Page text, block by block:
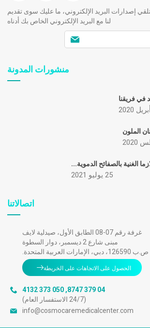
إصدارات البريد الإلكتروني، ما عليك سوى تقديم
لنا مع البريد الإلكتروني الخاص بك أدناه
منشورات المدونة
في فريقنا
الملون
الغنية بالصفائح الدموية...
25 يوليو 2021
اتصالاتنا
غرفة رقم 07-08 الطابق الأول، صيدلية لايف
مبنى شارع 2 ديسمبر، دوار السطوة
ص.ب 126590، دبي، الإمارات العربية المتحدة.
الحصول على الاتجاهات على الخريطة
04 379 8747
,
050 373 4132
(24/7 الاستفسار العام)
info@cosmocaremedicalcenter.com